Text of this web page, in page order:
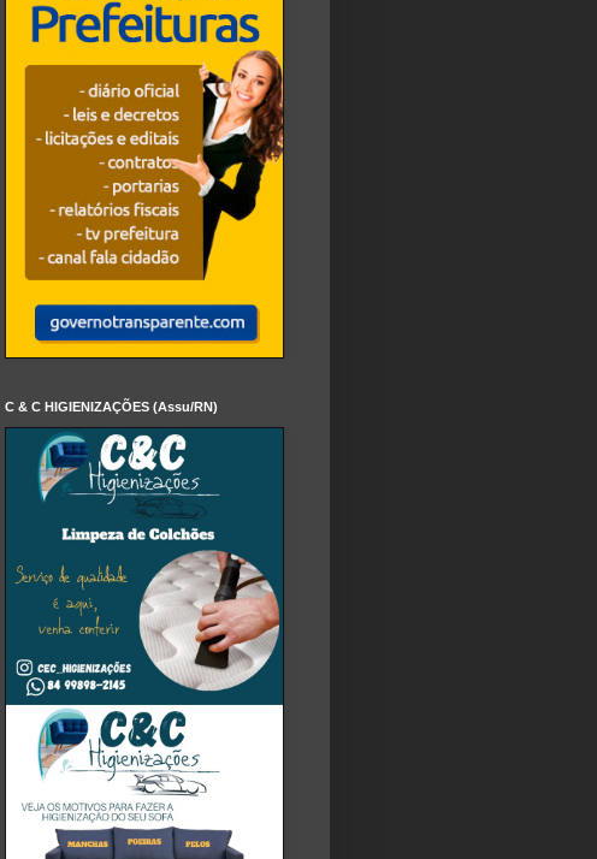
C & C HIGIENIZAÇÕES (Assu/RN)